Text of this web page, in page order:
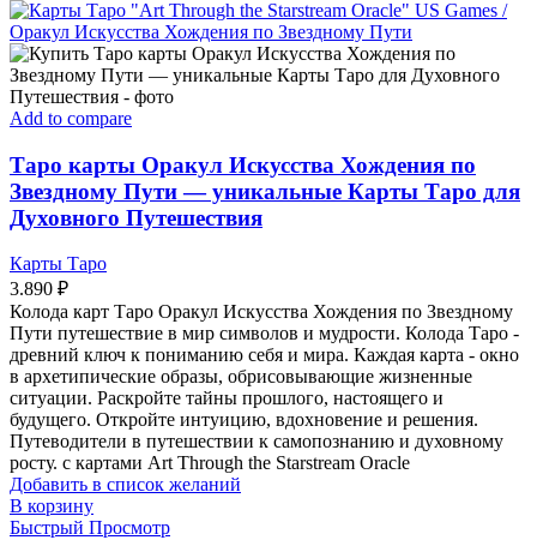
Add to compare
Таро карты Оракул Искусства Хождения по
Звездному Пути — уникальные Карты Таро для
Духовного Путешествия
Карты Таро
3.890 ₽
Колода карт Таро Оракул Искусства Хождения по Звездному
Пути путешествие в мир символов и мудрости. Колода Таро -
древний ключ к пониманию себя и мира. Каждая карта - окно
в архетипические образы, обрисовывающие жизненные
ситуации. Раскройте тайны прошлого, настоящего и
будущего. Откройте интуицию, вдохновение и решения.
Путеводители в путешествии к самопознанию и духовному
росту. с картами Art Through the Starstream Oracle
Добавить в список желаний
В корзину
Быстрый Просмотр